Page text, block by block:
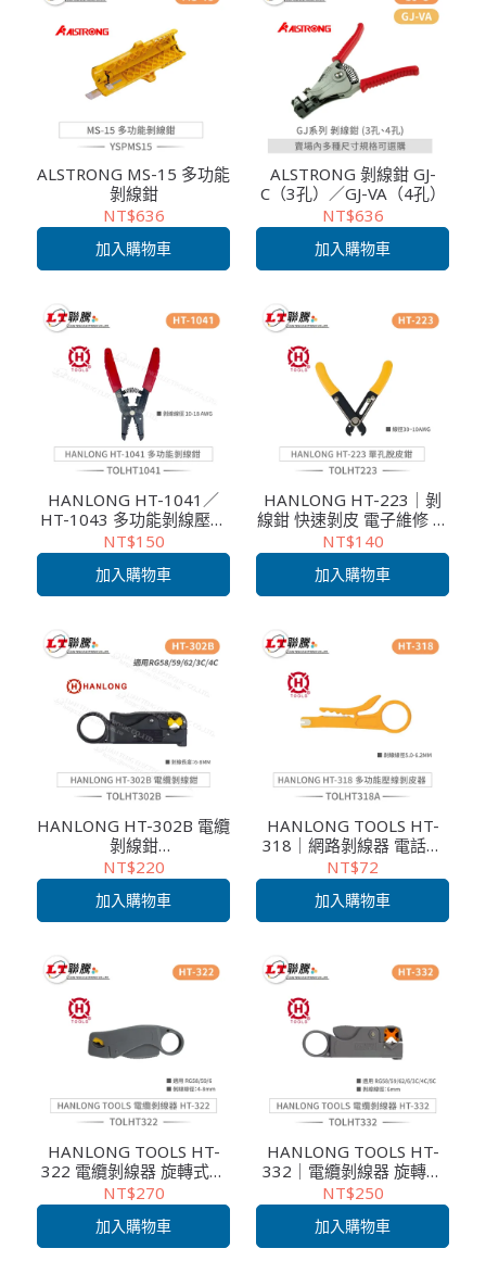
ALSTRONG MS-15 多功能
剝線鉗
NT$636
加入購物車
ALSTRONG 剝線鉗 GJ-
C（3孔）／GJ-VA（4孔）
NT$636
加入購物車
HANLONG HT-1041／
HT-1043 多功能剝線壓接
鉗｜電子維修工具｜適用
多種線徑｜快速剝皮剪線
NT$150
加入購物車
HANLONG HT-223｜剝
線鉗 快速剝皮 電子維修 端
子壓接工具
NT$140
加入購物車
HANLONG HT-302B 電纜
剝線鉗
RG58/59/62/3C/4C適用
快速剝線 適用多種線徑
NT$220
加入購物車
HANLONG TOOLS HT-
318｜網路剝線器 電話線
剝皮工具 小黃刀 弱電工程
專用
NT$72
加入購物車
HANLONG TOOLS HT-
322 電纜剝線器 旋轉式三
刀片 適用 RG58/59/6 同
軸電纜剝皮 網路布線 電子
維修
NT$270
加入購物車
HANLONG TOOLS HT-
332｜電纜剝線器 旋轉式
三刀片
RG58/59/62/6/3C/4C/5C
適用 同軸電纜快速剝皮 網
路布線維修工具
NT$250
加入購物車